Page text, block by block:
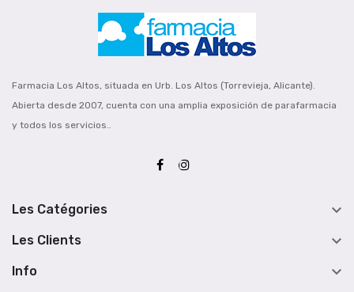
Farmacia Los Altos, situada en Urb. Los Altos (Torrevieja, Alicante).
Abierta desde 2007, cuenta con una amplia exposición de parafarmacia
y todos los servicios..
Les Catégories 
Les Clients 
Info 